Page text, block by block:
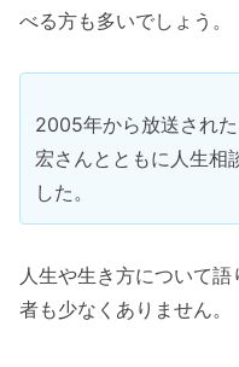
べる方も多いでしょう。
2005年から放送され
宏さんとともに人生相
した。
人生や生き方について
者も少なくありません。